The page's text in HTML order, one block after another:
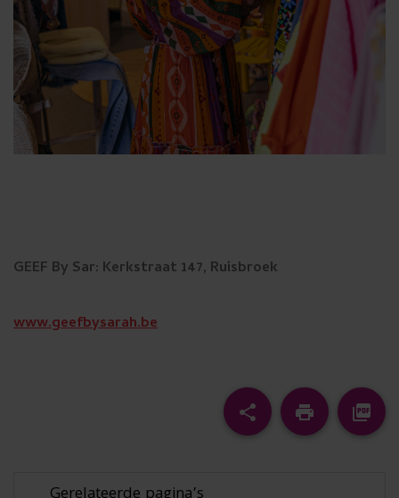
GEEF By Sar: Kerkstraat 147, Ruisbroek
www.geefbysarah.be
share print
Afdrukken
picture_as_pdf
Pdf